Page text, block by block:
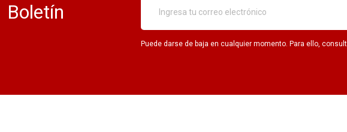
Boletín
Puede darse de baja en cualquier momento. Para ello,